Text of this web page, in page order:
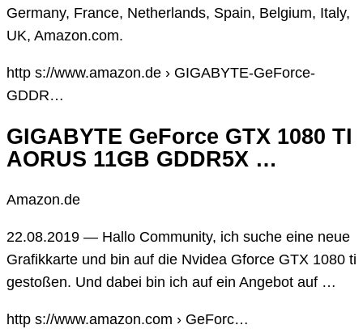
Germany, France, Netherlands, Spain, Belgium, Italy,
UK, Amazon.com.
http s://www.amazon.de › GIGABYTE-GeForce-
GDDR…
GIGABYTE GeForce GTX 1080 TI
AORUS 11GB GDDR5X …
Amazon.de
22.08.2019 — Hallo Community, ich suche eine neue
Grafikkarte und bin auf die Nvidea Gforce GTX 1080 ti
gestoßen. Und dabei bin ich auf ein Angebot auf …
http s://www.amazon.com › GeForc…